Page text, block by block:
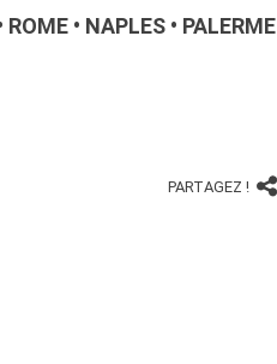
ROME NAPLES PALERME
PARTAGEZ !